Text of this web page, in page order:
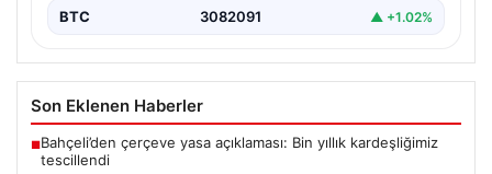
BTC 3082091 ▲ +1.02%
Son Eklenen Haberler
■Bahçeli’den çerçeve yasa açıklaması: Bin yıllık kardeşliğimiz
tescillendi